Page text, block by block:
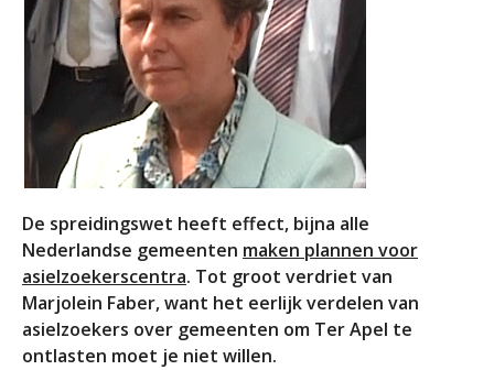
De spreidingswet heeft effect, bijna alle
Nederlandse gemeenten maken plannen voor
asielzoekerscentra. Tot groot verdriet van
Marjolein Faber, want het eerlijk verdelen van
asielzoekers over gemeenten om Ter Apel te
ontlasten moet je niet willen.